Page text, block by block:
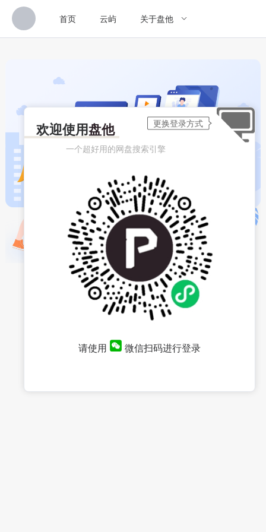
首页 云屿 关于盘他
欢迎使用盘他
一个超好用的网盘搜索引擎
请使用 微信扫码进行登录